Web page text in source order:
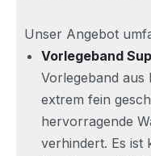
Unser Angebot
Vorlegeband
Vorlegeband aus
extrem fein
hervorragende
verhindert. Es ist